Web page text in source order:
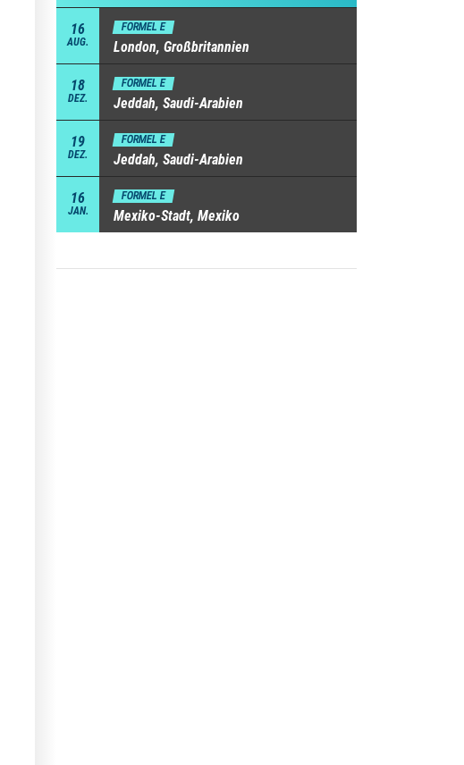
16
AUG.
FORMEL E
London, Großbritannien
18
DEZ.
FORMEL E
Jeddah, Saudi-Arabien
19
DEZ.
FORMEL E
Jeddah, Saudi-Arabien
16
JAN.
FORMEL E
Mexiko-Stadt, Mexiko